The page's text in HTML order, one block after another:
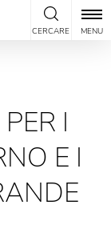
CERCARE MENU
I
E I